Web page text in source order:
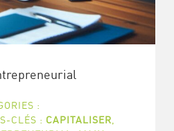
:
CLÉS : CAPITALISER